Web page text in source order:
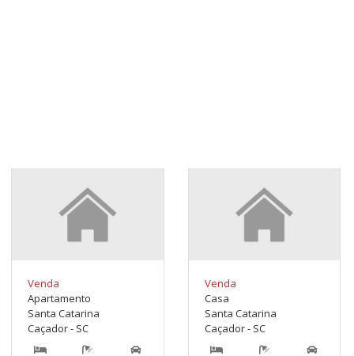
Venda
Apartamento
Santa Catarina
Caçador - SC
Venda
Casa
Santa Catarina
Caçador - SC